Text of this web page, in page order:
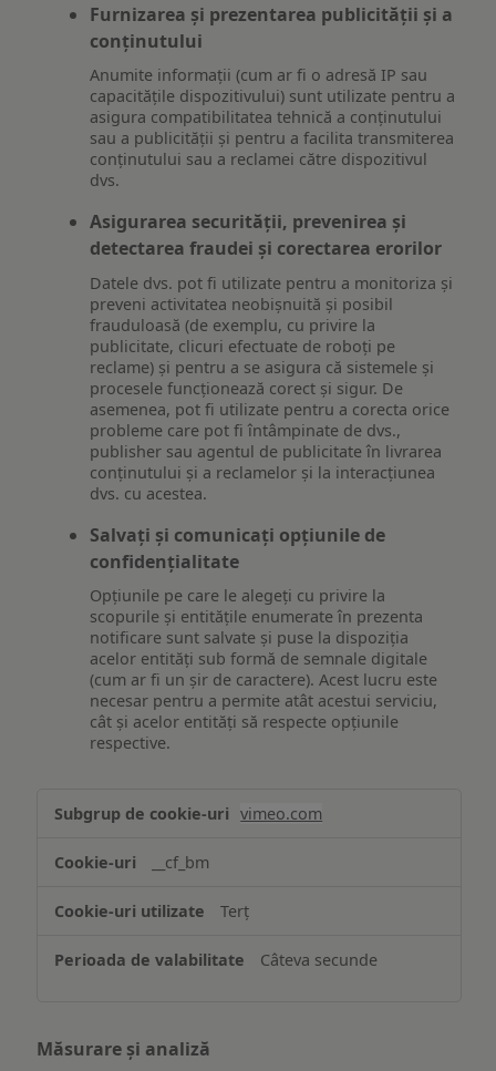
Furnizarea și prezentarea publicității și a
conținutului
Anumite informații (cum ar fi o adresă IP sau
capacitățile dispozitivului) sunt utilizate pentru a
asigura compatibilitatea tehnică a conținutului
sau a publicității și pentru a facilita transmiterea
conținutului sau a reclamei către dispozitivul
dvs.
Asigurarea securității, prevenirea și
detectarea fraudei și corectarea erorilor
Datele dvs. pot fi utilizate pentru a monitoriza și
preveni activitatea neobișnuită și posibil
frauduloasă (de exemplu, cu privire la
publicitate, clicuri efectuate de roboți pe
reclame) și pentru a se asigura că sistemele și
procesele funcționează corect și sigur. De
asemenea, pot fi utilizate pentru a corecta orice
probleme care pot fi întâmpinate de dvs.,
publisher sau agentul de publicitate în livrarea
conținutului și a reclamelor și la interacțiunea
dvs. cu acestea.
Salvați și comunicați opțiunile de
confidențialitate
Opțiunile pe care le alegeți cu privire la
scopurile și entitățile enumerate în prezenta
notificare sunt salvate și puse la dispoziția
acelor entități sub formă de semnale digitale
(cum ar fi un șir de caractere). Acest lucru este
necesar pentru a permite atât acestui serviciu,
cât și acelor entități să respecte opțiunile
respective.
Asigurarea
funcționalităților
website-
ului
vimeo.com
__cf_bm
Terț
Câteva secunde
Măsurare și analiză